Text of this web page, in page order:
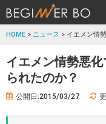
HOME > ニュース > イエメン情
イエメン情勢悪
られたのか？
公開日:2015/03/27